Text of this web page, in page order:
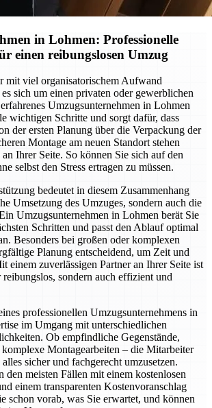
in Lohmen: Professionelle
einen reibungslosen Umzug
mit viel organisatorischem Aufwand
sich um einen privaten oder gewerblichen
Umzugsunternehmen in Lohmen
wichtigen Schritte und sorgt dafür, dass
der ersten Planung über die Verpackung der
Montage am neuen Standort stehen
Ihrer Seite. So können Sie sich auf den
selbst den Stress ertragen zu müssen.
bedeutet in diesem Zusammenhang
Umsetzung des Umzuges, sondern auch die
Umzugsunternehmen in Lohmen berät Sie
Schritten und passt den Ablauf optimal
Besonders bei großen oder komplexen
Planung entscheidend, um Zeit und
einem zuverlässigen Partner an Ihrer Seite ist
sondern auch effizient und
professionellen Umzugsunternehmens in
im Umgang mit unterschiedlichen
Ob empfindliche Gegenstände,
Montagearbeiten – die Mitarbeiter
sicher und fachgerecht umzusetzen.
den meisten Fällen mit einem kostenlosen
einem transparenten Kostenvoranschlag
schon vorab, was Sie erwartet, und können